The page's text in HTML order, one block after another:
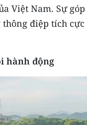
Việt Nam. Sự
điệp tích
hành động